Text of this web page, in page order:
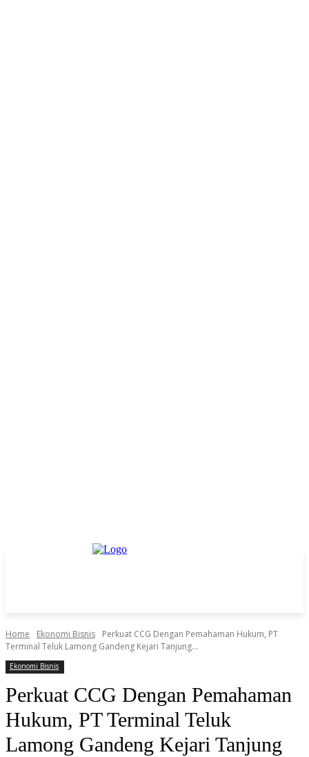
Home Ekonomi Bisnis
Perkuat CCG Dengan Pemahaman Hukum, PT
Terminal Teluk Lamong Gandeng Kejari Tanjung...
Ekonomi Bisnis
Perkuat CCG Dengan Pemahaman
Hukum, PT Terminal Teluk
Lamong Gandeng Kejari Tanjung